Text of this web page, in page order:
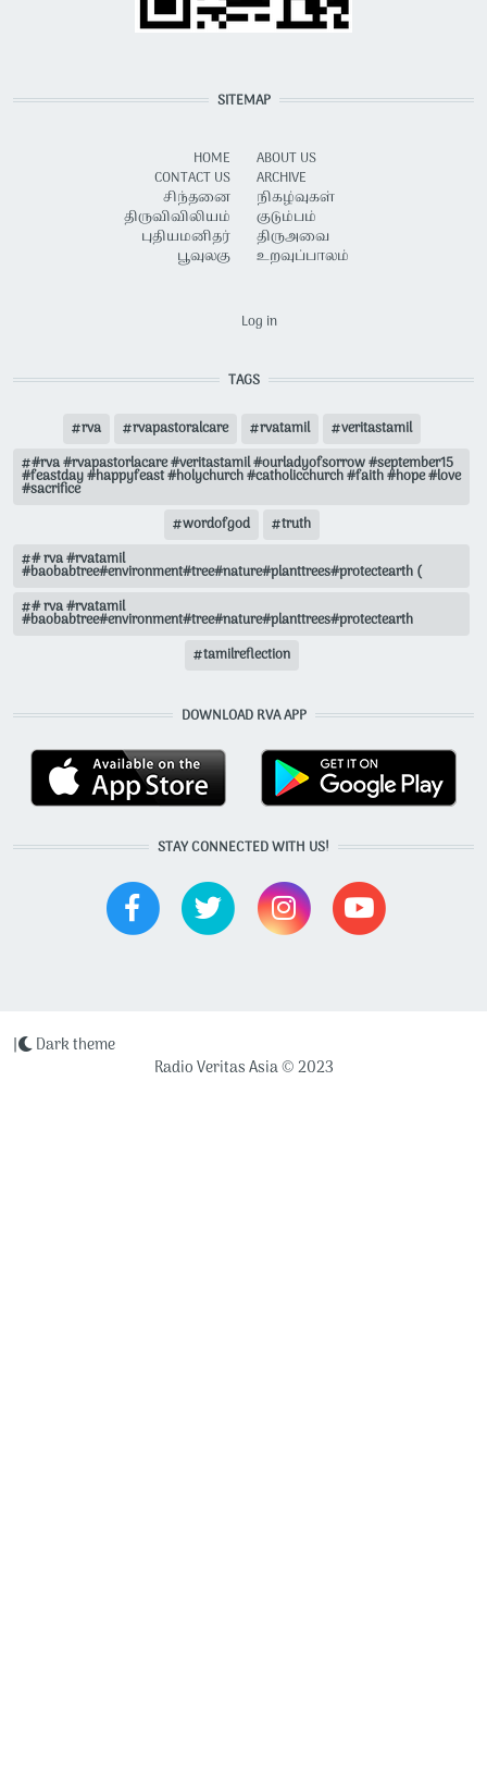
SITEMAP
HOME
CONTACT US
சிந்தனை
திருவிவிலியம்
புதியமனிதர்
பூவுலகு
ABOUT US
ARCHIVE
நிகழ்வுகள்
குடும்பம்
திருஅவை
உறவுப்பாலம்
Log in
TAGS
rva rvapastoralcare rvatamil
veritastamil
#rva #rvapastorlacare #veritastamil #ourladyofsorrow #september15
#feastday #happyfeast #holychurch #catholicchurch #faith #hope #love
#sacrifice
wordofgod
truth
# rva #rvatamil
#baobabtree#environment#tree#nature#planttrees#protectearth (
# rva #rvatamil
#baobabtree#environment#tree#nature#planttrees#protectearth
tamilreflection
DOWNLOAD RVA APP
STAY CONNECTED WITH US!
Radio Veritas Asia © 2023
| Dark theme